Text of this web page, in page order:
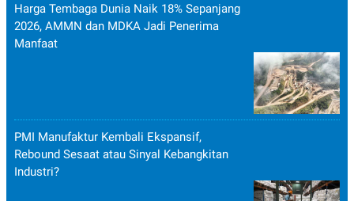
Harga Tembaga Dunia Naik 18% Sepanjang
2026, AMMN dan MDKA Jadi Penerima
Manfaat
PMI Manufaktur Kembali Ekspansif,
Rebound Sesaat atau Sinyal Kebangkitan
Industri?